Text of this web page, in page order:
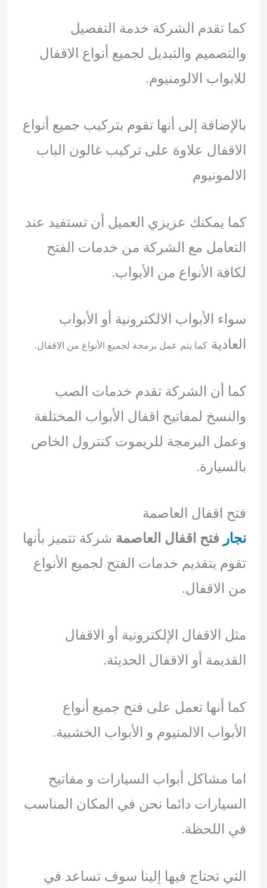
كما تقدم الشركة خدمة التفصيل
والتصميم والتبديل لجميع أنواع الاقفال
للابواب الالومنيوم.
بالإضافة إلى أنها تقوم بتركيب جميع أنواع
الاقفال علاوة على تركيب غالون الباب
الالمونيوم
كما يمكنك عزيزي العميل أن تستفيد عند
التعامل مع الشركة من خدمات الفتح
لكافة الأنواع من الأبواب.
سواء الأبواب الالكترونية أو الأبواب
العاديةكما يتم عمل برمجة لجميع الأنواع من الاقفال.
كما أن الشركة تقدم خدمات الصب
والنسخ لمفاتيح اقفال الأبواب المختلفة
وعمل البرمجة للريموت كنترول الخاص
بالسيارة.
فتح اقفال العاصمة
نجار فتح اقفال العاصمة شركة تتميز بأنها
تقوم بتقديم خدمات الفتح لجميع الأنواع
من الاقفال.
مثل الاقفال الإلكترونية أو الاقفال
القديمة أو الاقفال الحديثة.
كما أنها تعمل على فتح جميع أنواع
الأبواب الالمنيوم و الأبواب الخشبية.
اما مشاكل أبواب السيارات و مفاتيح
السيارات دائما نحن في المكان المناسب
في اللحظة.
التي تحتاج فيها إلينا سوف تساعد في